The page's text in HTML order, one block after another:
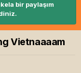
bir paylaşım
Vietnaaaam